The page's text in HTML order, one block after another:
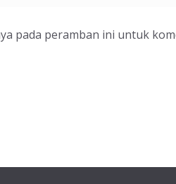
pada peramban ini untuk